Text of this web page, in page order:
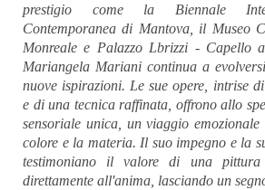
prestigio come la Biennale
Contemporanea di Mantova, il Museo
Monreale e Palazzo Lbrizzi - Capello
Mariangela Mariani continua a
nuove ispirazioni. Le sue opere, intrise
e di una tecnica raffinata, offrono allo
sensoriale unica, un viaggio
colore e la materia. Il suo impegno e la
testimoniano il valore di una
direttamente all'anima, lasciando un